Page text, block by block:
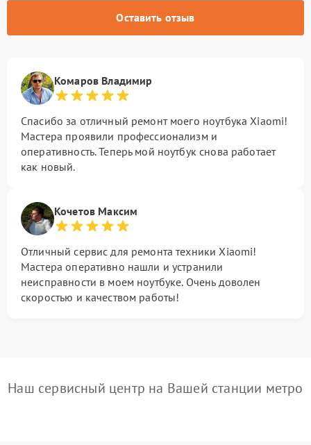
Оставить отзыв
Комаров Владимир
Спасибо за отличный ремонт моего ноутбука Xiaomi!
Мастера проявили профессионализм и
оперативность. Теперь мой ноутбук снова работает
как новый.
Кочетов Максим
Отличный сервис для ремонта техники Xiaomi!
Мастера оперативно нашли и устранили
неисправности в моем ноутбуке. Очень доволен
скоростью и качеством работы!
Наш сервисный центр на Вашей станции метро